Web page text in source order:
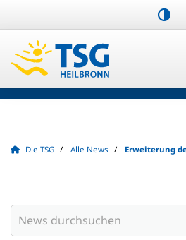
Die TSG Alle News Erweiterung